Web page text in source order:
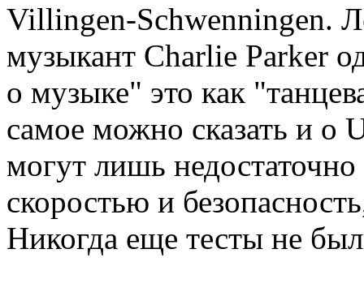
Villingen-Schwenningen.
музыкант Charlie Parker
о музыке" это как
самое можно сказать и о
могут лишь
скоростью и
Никогда еще тесты не